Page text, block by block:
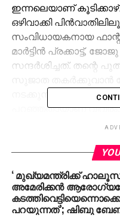
ഇന്നലെയാണ്
ഒഴിവാക്കി
സംവിധായകനായ
മാര്‍ട്ടിന്‍ പ്രക്കാട്ട്,
സന്ദര്‍ശിച്ചത്. തന്റെ
നടക്കുന്നുവെന്ന് മഞ്ജു
പറഞ്ഞതായാണ് വിവരം.
പ്രദര്‍ശിപ്പിക്കാന്‍
അതേസമയം,
മുഖ്യമന്ത്രിയുടെ
ദിലീപിന്റെ
‘ മുഖ്യമന്ത്രിക്ക്
അമേരിക്കന്‍
പറയുന്നത്’; ഷിബു